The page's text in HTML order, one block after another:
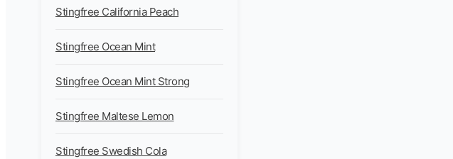
Stingfree California Peach
Stingfree Ocean Mint
Stingfree Ocean Mint Strong
Stingfree Maltese Lemon
Stingfree Swedish Cola